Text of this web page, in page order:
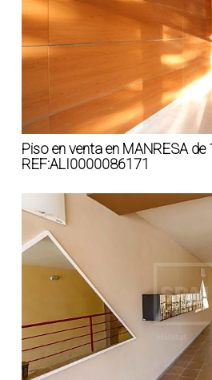
Piso en venta en MANRESA
REF:ALI0000086171